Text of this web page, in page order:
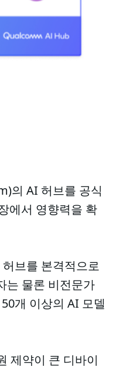
의 AI 허브를 공식
에서 영향력을 확
브를 본격적으로
는 물론 비전문가
개 이상의 AI 모델
제약이 큰 디바이